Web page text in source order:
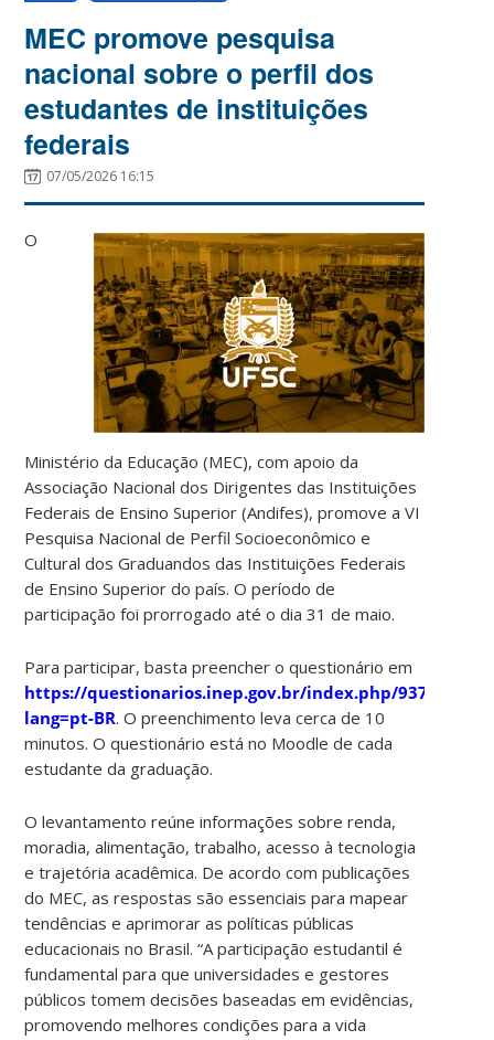
MEC promove pesquisa
nacional sobre o perfil dos
estudantes de instituições
federais
07/05/2026 16:15
O
Ministério da Educação (MEC), com apoio da
Associação Nacional dos Dirigentes das Instituições
Federais de Ensino Superior (Andifes), promove a VI
Pesquisa Nacional de Perfil Socioeconômico e
Cultural dos Graduandos das Instituições Federais
de Ensino Superior do país. O período de
participação foi prorrogado até o dia 31 de maio.
Para participar, basta preencher o questionário em
https://questionarios.inep.gov.br/index.php/937625?
lang=pt-BR. O preenchimento leva cerca de 10
minutos. O questionário está no Moodle de cada
estudante da graduação.
O levantamento reúne informações sobre renda,
moradia, alimentação, trabalho, acesso à tecnologia
e trajetória acadêmica. De acordo com publicações
do MEC, as respostas são essenciais para mapear
tendências e aprimorar as políticas públicas
educacionais no Brasil. “A participação estudantil é
fundamental para que universidades e gestores
públicos tomem decisões baseadas em evidências,
promovendo melhores condições para a vida